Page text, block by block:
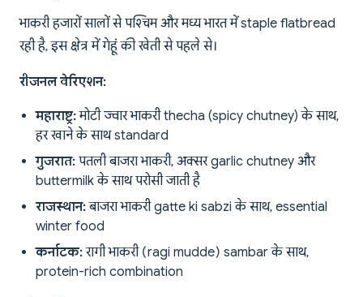
भाकरी हजारों सालों से पश्चिम और मध्य भारत में staple flatbread
रही है, इस क्षेत्र में गेहूं की खेती से पहले से।
रीजनल वेरिएशन:
महाराष्ट्र:मोटी ज्वार भाकरी thecha (spicy chutney) के साथ,
हर खाने के साथ standard
गुजरात: पतली बाजरा भाकरी, अक्सर garlic chutney और
buttermilk के साथ परोसी जाती है
राजस्थान:बाजरा भाकरी gatte ki sabzi के साथ, essential
winter food
कर्नाटक:रागी भाकरी (ragi mudde) sambar के साथ,
protein-rich combination